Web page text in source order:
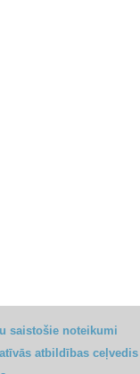
saistošie noteikumi
atbildības ceļvedis